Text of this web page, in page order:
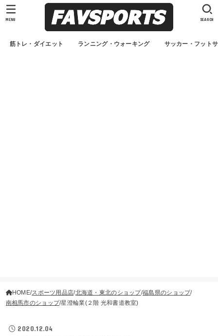
筋トレ・ダイエット ランニング・ウォーキング サッカー・フット
SEARCH
MENU
HOME スポーツ用品店 北海道・東北のショップ 福島県のショップ
南相馬市のショップ 星澄輪業(２階 光和書道教室)
2020.12.04